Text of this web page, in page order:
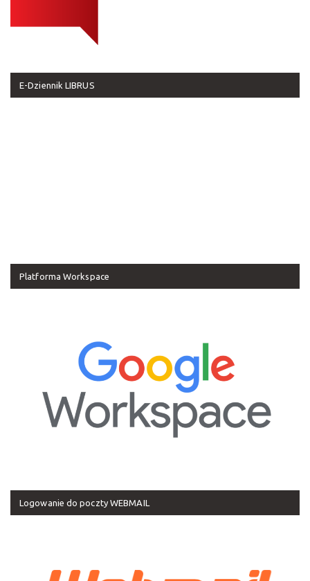
E-Dziennik LIBRUS
Platforma Workspace
Logowanie do poczty WEBMAIL